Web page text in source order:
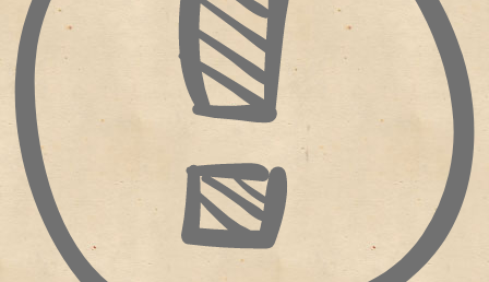
(meer dan 795.000 pagina's) van de Leeuwarder Courant
gedigitaliseerd. Het online LC-archief is tot stand gebracht door
de Stichting Digitaal Archief Leeuwarder Courant (SDALC), een
samenwerking van de NDC Mediagroep en Tresoar. [bewerken]
Medewerkers of oud-medewerkers * Jetske Bilker * Laurens ten
Cate, hoofdredacteur (1969-1978) * Sikke Doele, kunstcriticus *
Jeroen Elshoff * Eddy Evenhuis, hoofdredacteur (1955-1983) *
Hylkje Goïnga * Guus Hellegers, kunstcriticus * Atte Jongstra,
recensent * Rely Jorritsma * Ebbing Kiestra * Haije Kramer,
schaakmedewerker * Rob Meines * Ruben L. Oppenheimer,
cartoonist * Coen Peppelenbos, literatuurcriticus * Durk van der
Ploeg, typograaf * Hylke Speerstra, hoofdredacteur * Theo
Steeman, striptekenaar * Bart Tammeling, columnist * Pieter
Terpstra * Rink van der Velde * Anne Wadman * Michaël Zeeman,
recensent